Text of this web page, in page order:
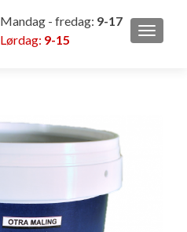
Mandag - fredag: 9-17
Lørdag: 9-15